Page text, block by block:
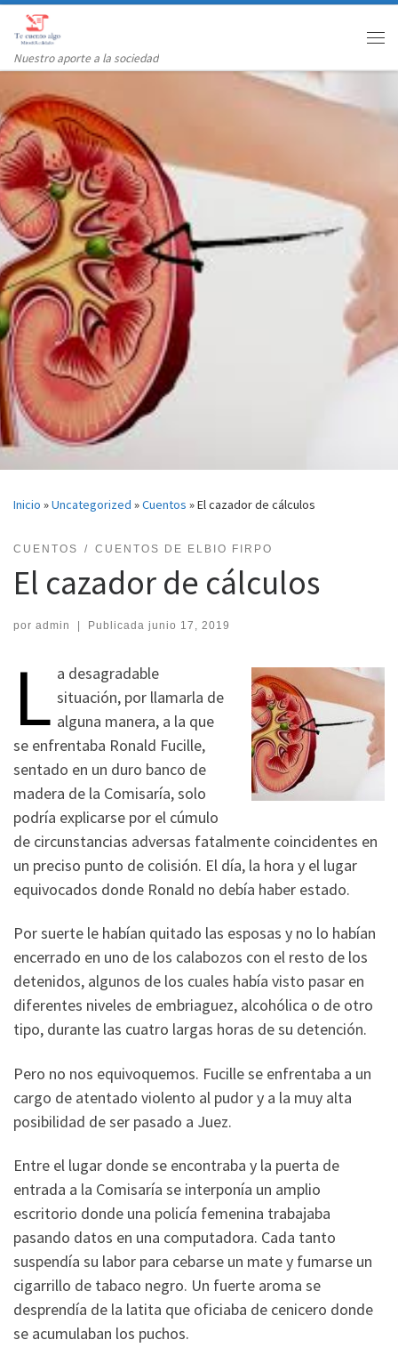
Saltar al contenido
Nuestro aporte a la sociedad
Inicio »Uncategorized »Cuentos »El cazador de cálculos
CUENTOS CUENTOS DE ELBIO FIRPO
El cazador de cálculos
por admin | Publicada junio 17, 2019
L a desagradable
situación, por llamarla de
alguna manera, a la que
se enfrentaba Ronald Fucille,
sentado en un duro banco de
madera de la Comisaría, solo
podría explicarse por el cúmulo
de circunstancias adversas fatalmente coincidentes en
un preciso punto de colisión. El día, la hora y el lugar
equivocados donde Ronald no debía haber estado.
Por suerte le habían quitado las esposas y no lo habían
encerrado en uno de los calabozos con el resto de los
detenidos, algunos de los cuales había visto pasar en
diferentes niveles de embriaguez, alcohólica o de otro
tipo, durante las cuatro largas horas de su detención.
Pero no nos equivoquemos. Fucille se enfrentaba a un
cargo de atentado violento al pudor y a la muy alta
posibilidad de ser pasado a Juez.
Entre el lugar donde se encontraba y la puerta de
entrada a la Comisaría se interponía un amplio
escritorio donde una policía femenina trabajaba
pasando datos en una computadora. Cada tanto
suspendía su labor para cebarse un mate y fumarse un
cigarrillo de tabaco negro. Un fuerte aroma se
desprendía de la latita que oficiaba de cenicero donde
se acumulaban los puchos.